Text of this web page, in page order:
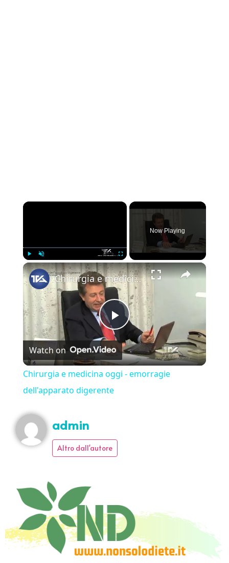
×
Unmute Fullscreen
Now Playing
×
Play Video
Chirurgia e medicina oggi - emorragie dell'apparato digerente
Watch on
Chirurgia e medicina oggi - emorragie
dell'apparato digerente
admin
Altro dall'autore